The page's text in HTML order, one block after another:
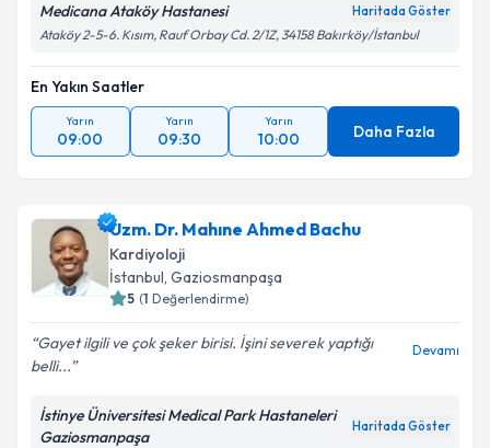
Medicana Ataköy Hastanesi Haritada Göster
Ataköy 2-5-6. Kısım, Rauf Orbay Cd. 2/1Z, 34158 Bakırköy/İstanbul
En Yakın Saatler
Yarın
09:00
Yarın
09:30
Yarın
10:00 Daha Fazla
Uzm. Dr. Mahıne Ahmed Bachu
Kardiyoloji
İstanbul, Gaziosmanpaşa
5 (1 Değerlendirme)
Gayet ilgili ve çok şeker birisi. İşini severek yaptığı
belli...
Devamı
İstinye Üniversitesi Medical Park Hastaneleri
Gaziosmanpaşa
Haritada Göster